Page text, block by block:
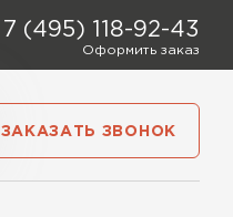
7 (495) 118-92-43
Оформить заказ
ЗАКАЗАТЬ ЗВОНОК
Контакты